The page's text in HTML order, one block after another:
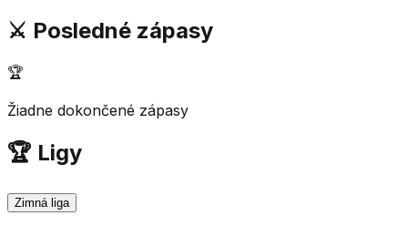
⚔️ Posledné zápasy
🏆
Žiadne dokončené zápasy
🏆 Ligy
Zimná liga